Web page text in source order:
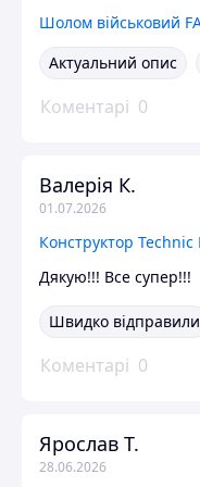
Актуальний опис
Коментарі 0
Валерія К.
01.07.2026
Дякую!!! Все супер!!!
Швидко відправили
Коментарі 0
Ярослав Т.
28.06.2026